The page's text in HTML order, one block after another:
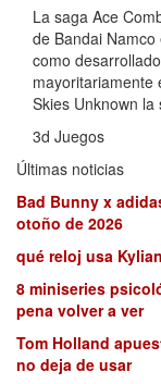
La saga Ace
de Bandai
como
mayoritariamente
Skies Unknown
3d Juegos
Últimas noticias
Bad Bunny x
otoño de 2026
qué reloj usa
8 miniseries
pena volver a ver
Tom Holland
no deja de usar